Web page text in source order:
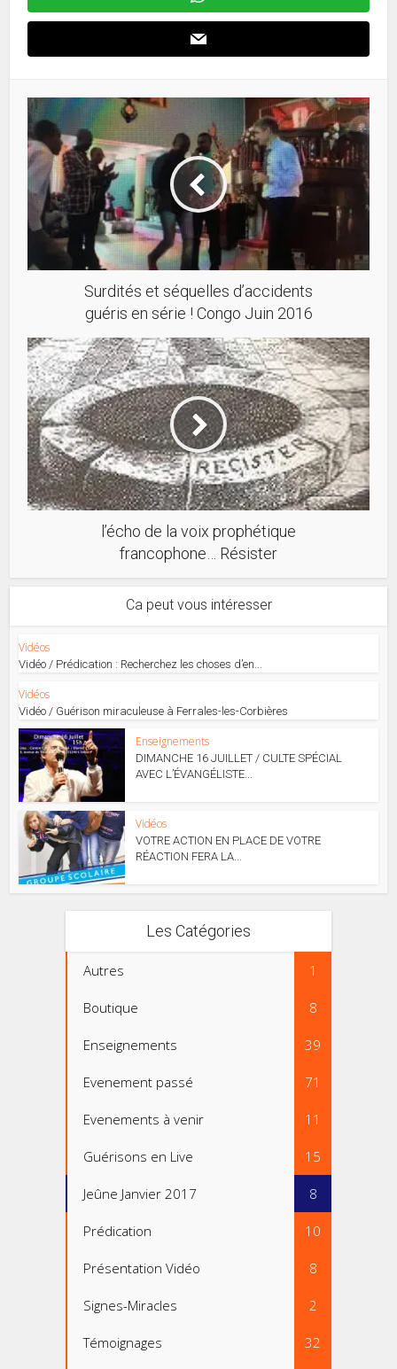
Surdités et séquelles d’accidents
guéris en série ! Congo Juin 2016
l’écho de la voix prophétique
francophone… Résister
Ca peut vous intéresser
Vidéos
Vidéo / Prédication : Recherchez les choses d’en...
Vidéos
Vidéo / Guérison miraculeuse à Ferrales-les-Corbières
Enseignements
DIMANCHE 16 JUILLET / CULTE SPÉCIAL
AVEC L’ÉVANGÉLISTE...
Vidéos
VOTRE ACTION EN PLACE DE VOTRE
RÉACTION FERA LA...
Les Catégories
Autres 1
Boutique 8
Enseignements 39
Evenement passé 71
Evenements à venir 11
Guérisons en Live 15
Jeûne Janvier 2017 8
Prédication 10
Présentation Vidéo 8
Signes-Miracles 2
Témoignages 32